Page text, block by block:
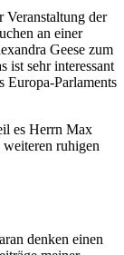
Veranstaltung der
an einer
Geese zum
sehr interessant
Europa-Parlaments
es Herrn Max
ruhigen
denken einen